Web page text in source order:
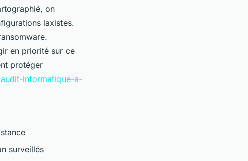
on
laxistes.
en priorité sur ce
protéger
informatique-a-
surveillés